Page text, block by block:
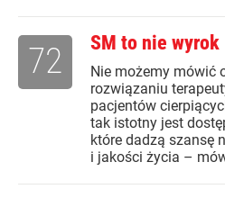
SM to nie wyrok
Nie możemy mówić
rozwiązaniu
pacjentów
tak istotny jest
które dadzą szansę
i jakości życia –
72